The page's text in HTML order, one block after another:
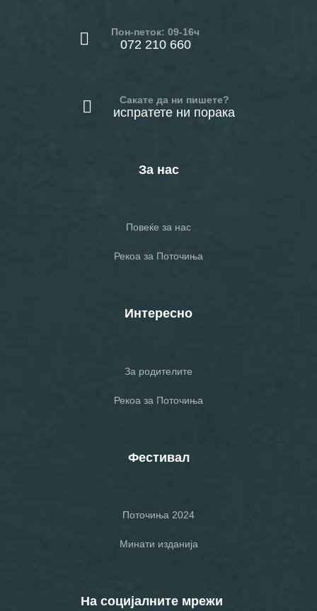
Пон-петок: 09-16ч
072 210 660
Сакате да ни пишете?
испратете ни порака
За нас
Повеќе за нас
Рекоа за Поточиња
Интересно
За родителите
Рекоа за Поточиња
Фестивал
Поточиња 2024
Минати изданија
На социјалните мрежи